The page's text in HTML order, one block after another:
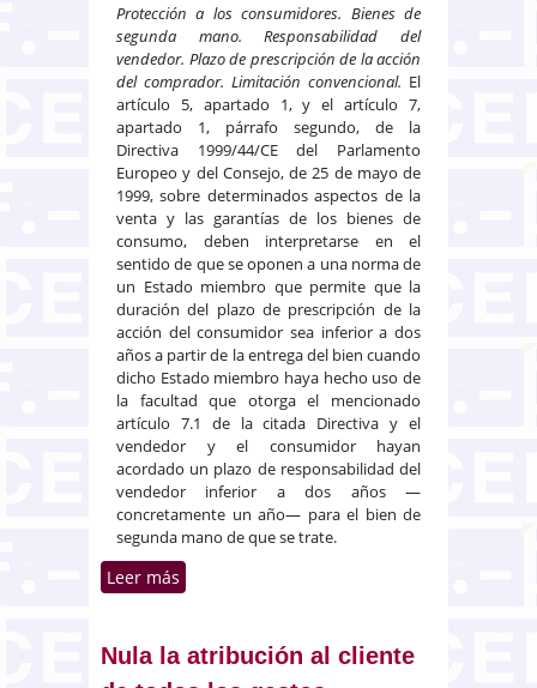
Protección a los consumidores. Bienes de
segunda mano. Responsabilidad del
vendedor. Plazo de prescripción de la acción
del comprador. Limitación convencional. El
artículo 5, apartado 1, y el artículo 7,
apartado 1, párrafo segundo, de la
Directiva 1999/44/CE del Parlamento
Europeo y del Consejo, de 25 de mayo de
1999, sobre determinados aspectos de la
venta y las garantías de los bienes de
consumo, deben interpretarse en el
sentido de que se oponen a una norma de
un Estado miembro que permite que la
duración del plazo de prescripción de la
acción del consumidor sea inferior a dos
años a partir de la entrega del bien cuando
dicho Estado miembro haya hecho uso de
la facultad que otorga el mencionado
artículo 7.1 de la citada Directiva y el
vendedor y el consumidor hayan
acordado un plazo de responsabilidad del
vendedor inferior a dos años —
concretamente un año— para el bien de
segunda mano de que se trate.
Leer más
responsabilidad del vendedor en
bienes de segunda mano
Nula la atribución al cliente